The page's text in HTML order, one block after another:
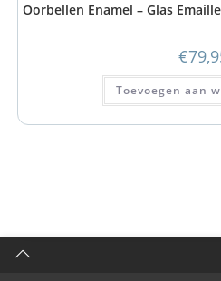
Oorbellen Enamel – Glas
€
Toevoegen aan